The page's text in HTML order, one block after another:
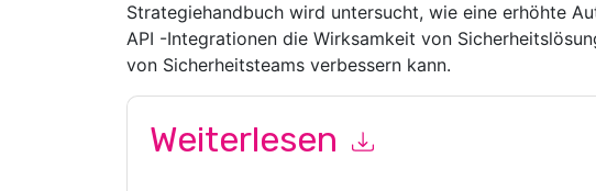
Strategiehandbuch wird untersucht, wie eine erhöhte
API -Integrationen die Wirksamkeit von
von Sicherheitsteams verbessern kann.
Weiterlesen